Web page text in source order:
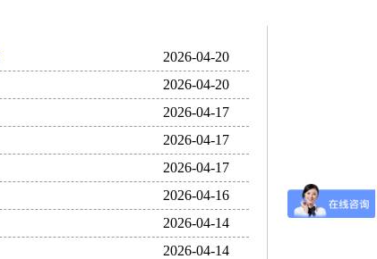
2026-04-20
2026-04-20
2026-04-17
2026-04-17
2026-04-17
2026-04-16
2026-04-14
2026-04-14